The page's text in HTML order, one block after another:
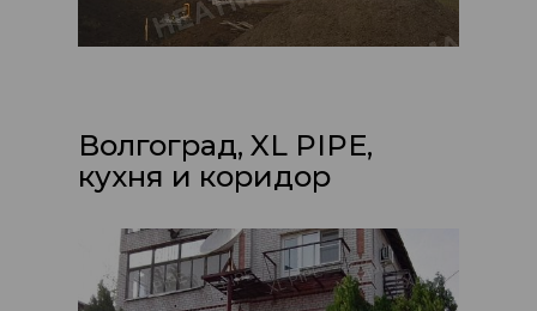
Волгоград, XL PIPE,
кухня и коридор